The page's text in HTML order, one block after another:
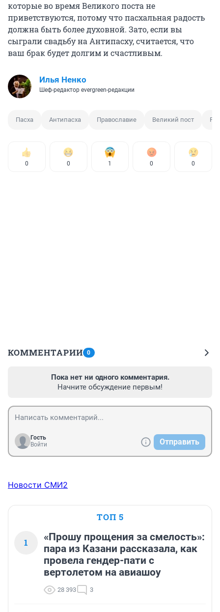
которые во время Великого поста не
приветствуются, потому что пасхальная радость
должна быть более духовной. Зато, если вы
сыграли свадьбу на Антипасху, считается, что
ваш брак будет долгим и счастливым.
Илья Ненко
Шеф-редактор evergreen-редакции
Пасха Антипасха Православие Великий пост
0 0 1 0 0
КОММЕНТАРИИ 0
Пока нет ни одного комментария.
Начните обсуждение первым!
Гость
Войти
Отправить
Новости СМИ2
ТОП 5
1
«Прошу прощения за смелость»:
пара из Казани рассказала, как
провела гендер-пати с
вертолетом на авиашоу
28 393 3